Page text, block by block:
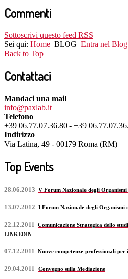
Commenti
Sottoscrivi questo feed RSS
Sei qui: Home BLOG Entra nel Blog
Back to Top
Contattaci
Mandaci una mail
info@paxlab.it
Telefono
+39 06.77.07.36.80 - +39
Indirizzo
Via Latina, 49 - 00179 Roma (RM)
Top Events
28.06.2013 V Forum Nazionale degli
13.07.2012 I Forum Nazionale degli Organismi
22.12.2011
Comunicazione Strategica dello
LINKEDIN
07.12.2011 Nuove competenze professionali
29.04.2011 Convegno sulla Mediazione